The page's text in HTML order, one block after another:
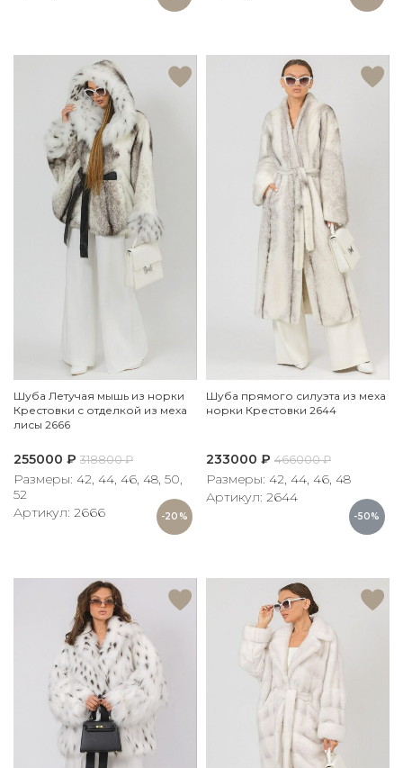
-20%
Шуба Летучая мышь из норки
Крестовки с отделкой из меха
лисы 2666
255000 ₽ 318800₽
Размеры: 42, 44, 46, 48, 50,
52
Артикул: 2666
-50%
Шуба прямого силуэта из меха
норки Крестовки 2644
233000 ₽ 466000₽
Размеры: 42, 44, 46, 48
Артикул: 2644